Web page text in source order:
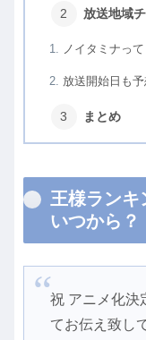
放送地域
ノイタミナって
放送開始日も予
まとめ
王様ランキ
いつから？
祝 アニメ化決
てお伝え致し